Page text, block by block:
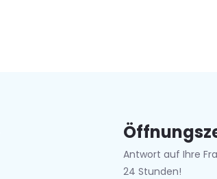
Antwort auf Ihre
24 Stunden!